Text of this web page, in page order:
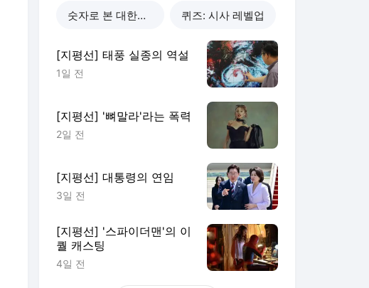
숫자로 본 대한민국 퀴즈: 시사 레벨업
[지평선] 태풍 실종의 역설
1일 전
[지평선] '뼈말라'라는 폭력
2일 전
[지평선] 대통령의 연임
3일 전
[지평선] '스파이더맨'의 이
퀄 캐스팅
4일 전